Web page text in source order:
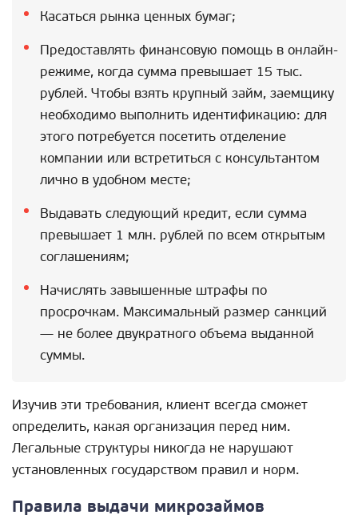
Касаться рынка ценных бумаг;
Предоставлять финансовую помощь в онлайн-
режиме, когда сумма превышает 15 тыс.
рублей. Чтобы взять крупный займ, заемщику
необходимо выполнить идентификацию: для
этого потребуется посетить отделение
компании или встретиться с консультантом
лично в удобном месте;
Выдавать следующий кредит, если сумма
превышает 1 млн. рублей по всем открытым
соглашениям;
Начислять завышенные штрафы по
просрочкам. Максимальный размер санкций
— не более двукратного объема выданной
суммы.
Изучив эти требования, клиент всегда сможет
определить, какая организация перед ним.
Легальные структуры никогда не нарушают
установленных государством правил и норм.
Правила выдачи микрозаймов